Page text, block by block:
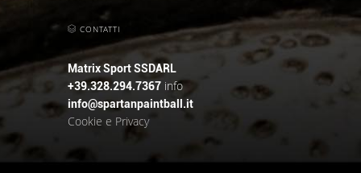
CONTATTI
Matrix Sport SSDARL
+39.328.294.7367 info
info@spartanpaintball.it
Cookie e Privacy